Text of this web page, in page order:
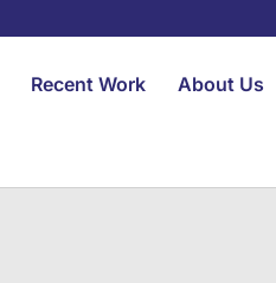
Recent Work About Us